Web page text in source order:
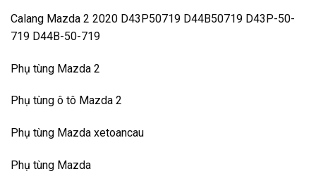
Calang Mazda 2 2020 D43P50719 D44B50719 D43P-50-
719 D44B-50-719
Phụ tùng Mazda 2
Phụ tùng ô tô Mazda 2
Phụ tùng Mazda xetoancau
Phụ tùng Mazda